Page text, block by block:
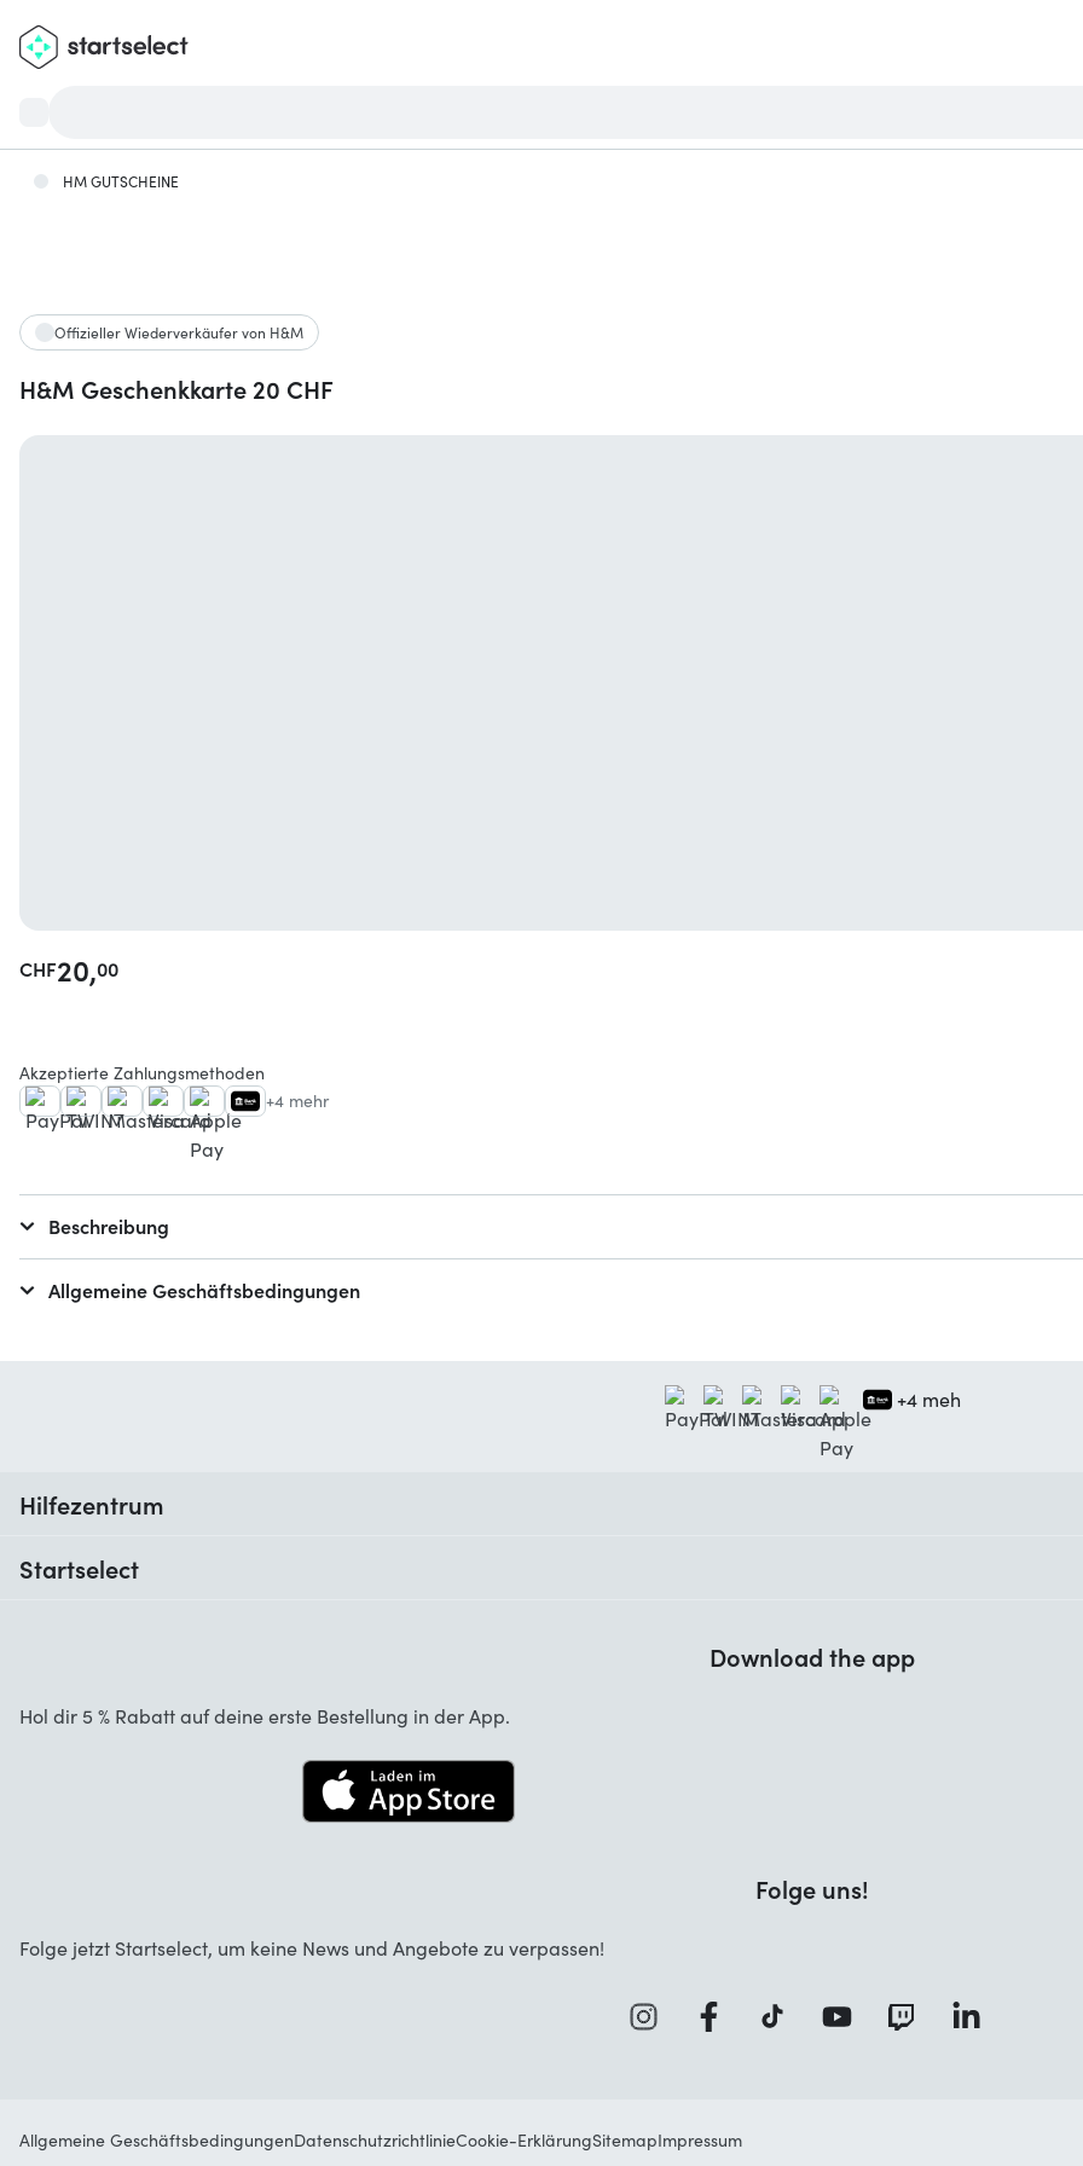
HM GUTSCHEINE
Offizieller Wiederverkäufer von H&M
H&M Geschenkkarte 20 CHF
CHF20,00
Akzeptierte Zahlungsmethoden
+4 mehr
Beschreibung
Allgemeine Geschäftsbedingungen
+4 meh
Hilfezentrum
Startselect
Startselect App
Download the app
Hol dir 5 % Rabatt auf deine erste Bestellung in der App.
Folge uns!
Folge jetzt Startselect, um keine News und Angebote zu verpassen!
Allgemeine GeschäftsbedingungenDatenschutzrichtlinieCookie-ErklärungSitemapImpressum